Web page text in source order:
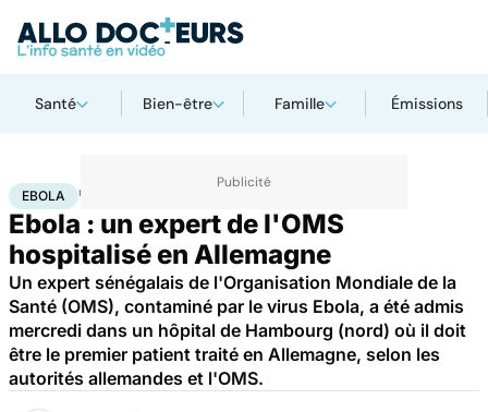
Santé Bien-être Famille Émissions
Accueil Santé
EBOLA
Ebola : un expert de l'OMS
hospitalisé en Allemagne
Un expert sénégalais de l'Organisation Mondiale de la
Santé (OMS), contaminé par le virus Ebola, a été admis
mercredi dans un hôpital de Hambourg (nord) où il doit
être le premier patient traité en Allemagne, selon les
autorités allemandes et l'OMS.